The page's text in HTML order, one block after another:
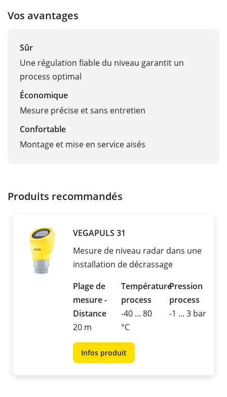
Vos avantages
Sûr
Une régulation fiable du niveau garantit un
process optimal
Économique
Mesure précise et sans entretien
Confortable
Montage et mise en service aisés
Produits recommandés
VEGAPULS 31
Mesure de niveau radar dans une
installation de décrassage
Plage de
mesure -
Distance
20 m
Température
process
-40 ... 80
°C
Pression
process
-1 ... 3 bar
Infos produit